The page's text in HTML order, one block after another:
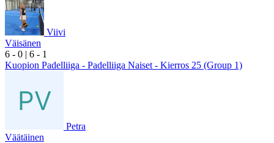
Viivi
Väisänen
6 - 0 | 6 - 1
Kuopion Padelliiga - Padelliiga Naiset - Kierros 25 (Group 1)
Petra
Väätäinen